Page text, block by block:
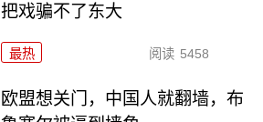
把戏骗不了东大
最热 阅读 5458
欧盟想关门，中国人就翻墙，布